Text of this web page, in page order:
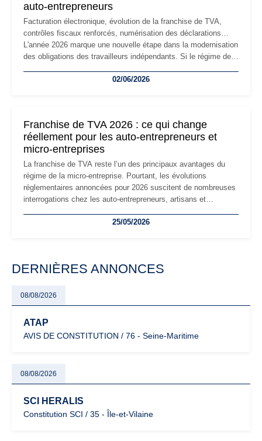
auto-entrepreneurs
Facturation électronique, évolution de la franchise de TVA,
contrôles fiscaux renforcés, numérisation des déclarations…
L'année 2026 marque une nouvelle étape dans la modernisation
des obligations des travailleurs indépendants. Si le régime de
les auto-entrepreneurs devront s'adapter à un environnement
02/06/2026
Franchise de TVA 2026 : ce qui change
réellement pour les auto-entrepreneurs et
micro-entreprises
La franchise de TVA reste l’un des principaux avantages du
régime de la micro-entreprise. Pourtant, les évolutions
réglementaires annoncées pour 2026 suscitent de nombreuses
interrogations chez les auto-entrepreneurs, artisans et
facturation ou risque de bascule vers la TVA : les règles
25/05/2026
DERNIÈRES ANNONCES
08/08/2026
ATAP
AVIS DE CONSTITUTION / 76 - Seine-Maritime
08/08/2026
SCI HERALIS
Constitution SCI / 35 - Île-et-Vilaine